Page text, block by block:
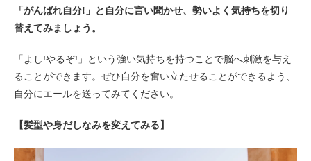
「がんばれ自分!」と自分に言い聞かせ、勢いよく気持ちを切り
替えてみましょう。
「よし!やるぞ!」という強い気持ちを持つことで脳へ刺激を与え
ることができます。ぜひ自分を奮い立たせることができるよう、
自分にエールを送ってみてください。
【髪型や身だしなみを変えてみる】